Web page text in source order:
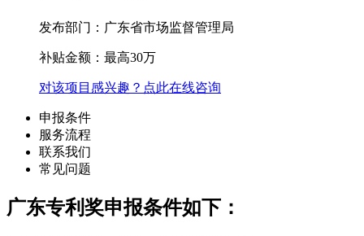
发布部门：广东省市场监督管理局
补贴金额： 最高30万
对该项目感兴趣？点此在线咨询
申报条件
服务流程
联系我们
常见问题
广东专利奖申报条件如下：